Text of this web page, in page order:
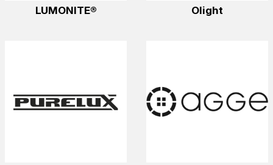
LUMONITE® Olight